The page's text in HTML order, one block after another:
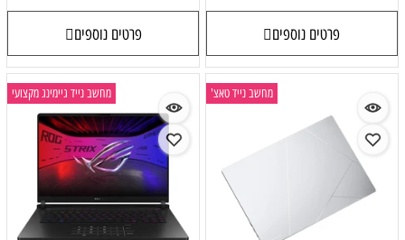
פרטים נוספים פרטים נוספים
מחשב נייד טאצ' מחשב נייד גיימינג מקצועי